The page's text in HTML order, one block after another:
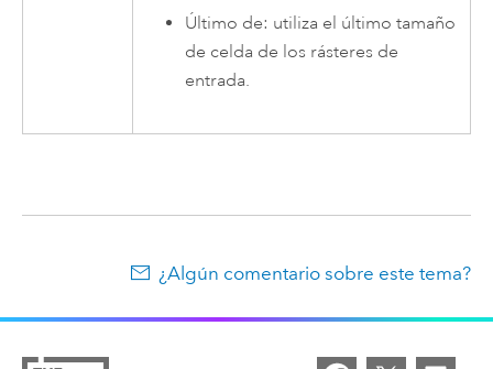
Último de: utiliza el último tamaño
de celda de los rásteres de
entrada.
¿Algún comentario sobre este tema?